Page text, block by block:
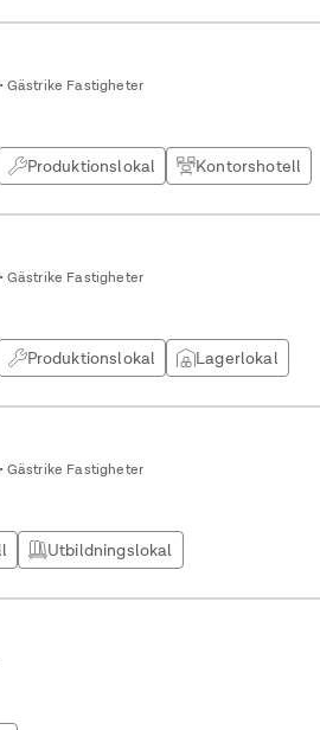
Gästrike Fastigheter
Produktionslokal Kontorshotell
Gästrike Fastigheter
Produktionslokal Lagerlokal
Gästrike Fastigheter
Utbildningslokal